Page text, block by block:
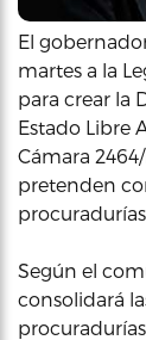
El
martes a la
para crear la
Estado Libre
Cámara
pretenden
procuradurías.
Según el
consolidará